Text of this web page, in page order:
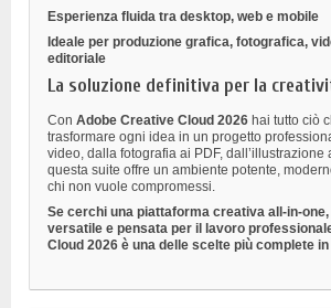
Esperienza fluida tra desktop, web e mobile
Ideale per produzione grafica, fotografica,
editoriale
La soluzione definitiva per la
Con Adobe Creative Cloud 2026 hai tutto ciò
trasformare ogni idea in un progetto
video, dalla fotografia ai PDF, dall’illustrazione
questa suite offre un ambiente potente,
chi non vuole compromessi.
Se cerchi una piattaforma creativa all-in-
versatile e pensata per il lavoro
Cloud 2026 è una delle scelte più complete